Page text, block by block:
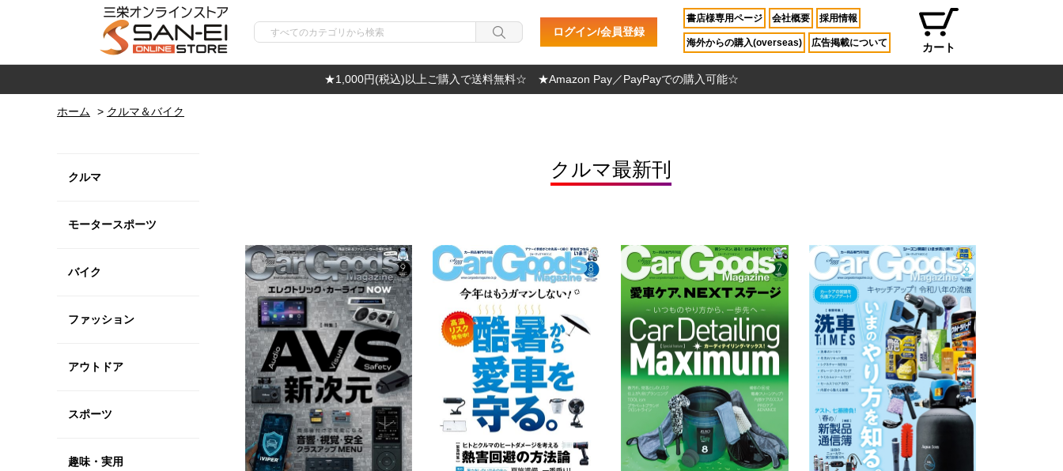
ログイン/会員登録
書店様専用ページ 会社概要 採用情報
海外からの購入(overseas) 広告掲載について カート
★1,000円(税込)以上ご購入で送料無料☆ ★Amazon Pay／PayPayでの購入可能☆
ホーム > クルマ＆バイク
クルマ
モータースポーツ
バイク
ファッション
アウトドア
スポーツ
趣味・実用
クルマ最新刊